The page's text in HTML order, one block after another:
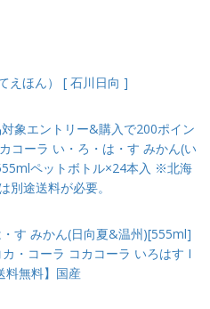
えほん） [ 石川日向 ]
象エントリー&購入で200ポイン
コーラ い・ろ・は・す みかん(い
ペットボトル×24本入 ※北海
別途送料が必要。
す みかん(日向夏&温州)[555ml]
・コーラ コカコーラ いろはす I
料無料】国産